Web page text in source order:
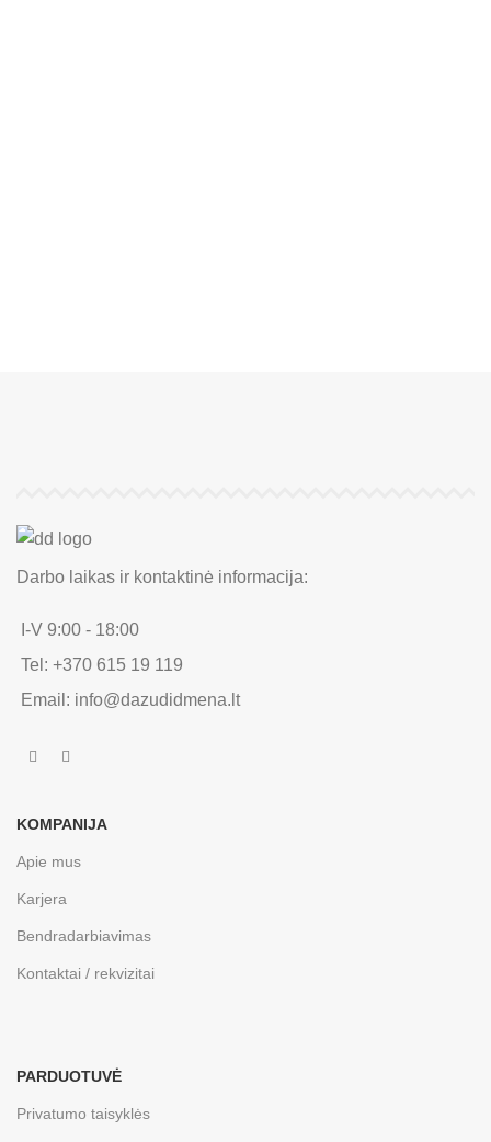
Darbo laikas ir kontaktinė informacija:
I-V 9:00 - 18:00
Tel: +370 615 19 119
Email: info@dazudidmena.lt
KOMPANIJA
Apie mus
Karjera
Bendradarbiavimas
Kontaktai / rekvizitai
PARDUOTUVĖ
Privatumo taisyklės